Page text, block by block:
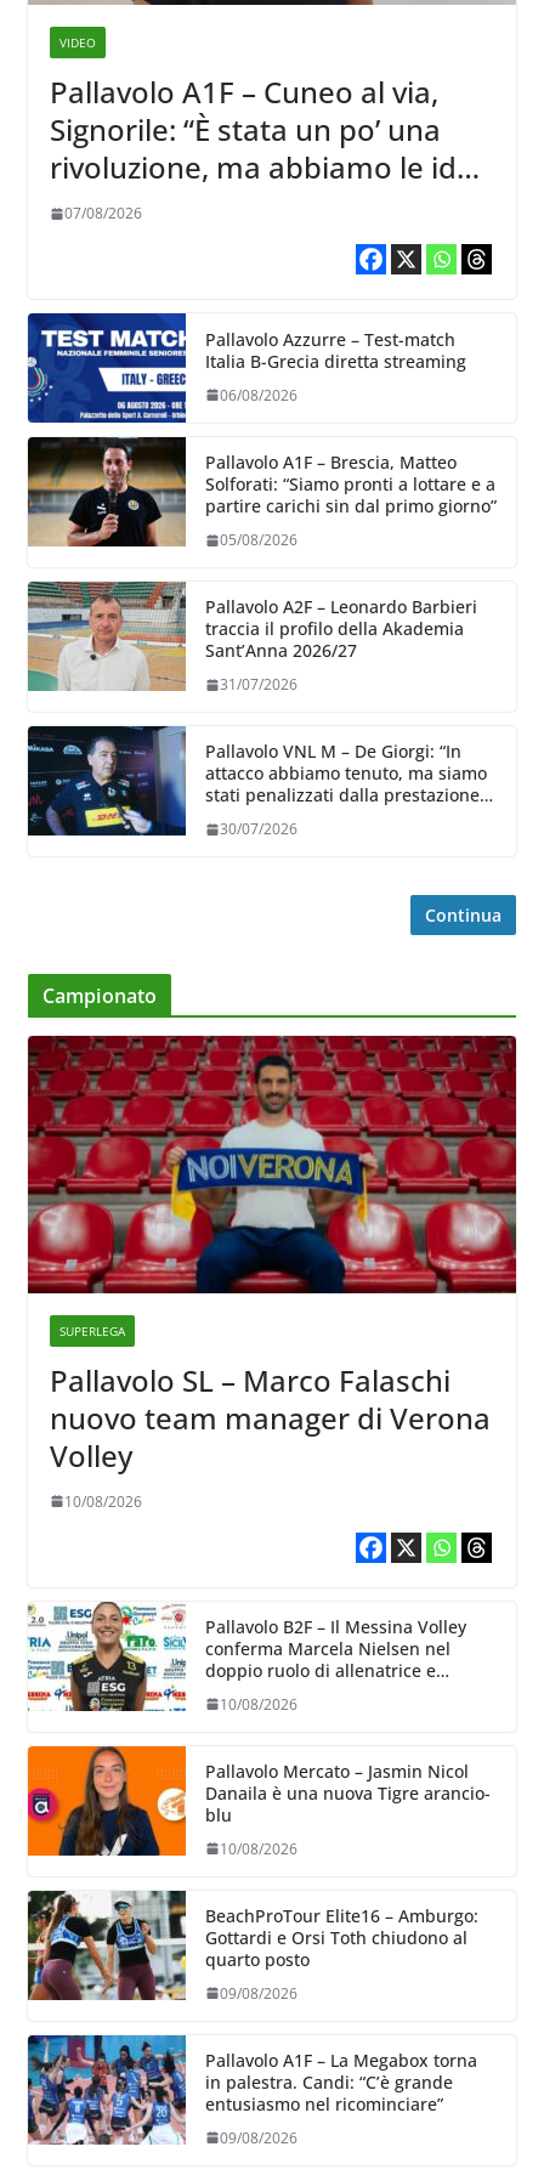
VIDEO
Pallavolo A1F – Cuneo al via,
Signorile: “È stata un po’ una
rivoluzione, ma abbiamo le idee
chiare siu cosa vogliamo fare”
07/08/2026
Pallavolo Azzurre – Test-match
Italia B-Grecia diretta streaming
06/08/2026
Pallavolo A1F – Brescia, Matteo
Solforati: “Siamo pronti a lottare e a
partire carichi sin dal primo giorno”
05/08/2026
Pallavolo A2F – Leonardo Barbieri
traccia il profilo della Akademia
Sant’Anna 2026/27
31/07/2026
Pallavolo VNL M – De Giorgi: “In
attacco abbiamo tenuto, ma siamo
stati penalizzati dalla prestazione
30/07/2026
Continua
Campionato
SUPERLEGA
Pallavolo SL – Marco Falaschi
nuovo team manager di Verona
Volley
10/08/2026
Pallavolo B2F – Il Messina Volley
conferma Marcela Nielsen nel
doppio ruolo di allenatrice e
10/08/2026
Pallavolo Mercato – Jasmin Nicol
Danaila è una nuova Tigre arancio-
blu
10/08/2026
BeachProTour Elite16 – Amburgo:
Gottardi e Orsi Toth chiudono al
quarto posto
09/08/2026
Pallavolo A1F – La Megabox torna
in palestra. Candi: “C’è grande
entusiasmo nel ricominciare”
09/08/2026